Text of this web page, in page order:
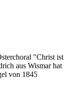
"Christ ist
aus Wismar hat
von 1845